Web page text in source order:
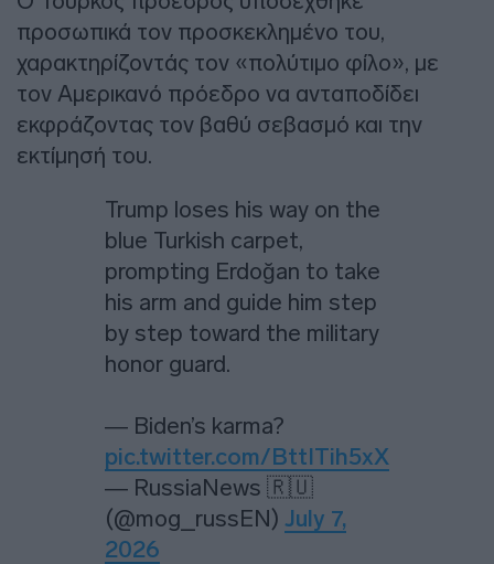
προσωπικά τον προσκεκλημένο του,
χαρακτηρίζοντάς τον «πολύτιμο φίλο», με
τον Αμερικανό πρόεδρο να ανταποδίδει
εκφράζοντας τον βαθύ σεβασμό και την
εκτίμησή του.
Trump loses his way on the
blue Turkish carpet,
prompting Erdoğan to take
his arm and guide him step
by step toward the military
honor guard.
— Biden’s karma?
pic.twitter.com/BttITih5xX
— RussiaNews 🇷🇺
(@mog_russEN) July 7,
2026